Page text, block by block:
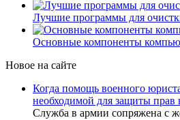
Лучшие программы для
Основные компоненты
Новое на сайте
Когда помощь военного
необходимой для защиты прав
Служба в армии сопряжена с